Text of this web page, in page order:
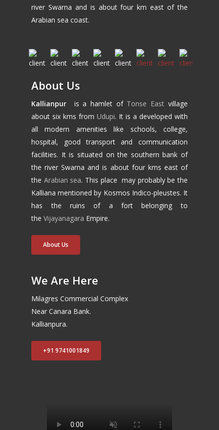
river Swarna and is about four km east of the
Arabian sea coast.
About Us
Kallianpur is a hamlet of Tonse East village
about six kms fromUdupi. It is a developed with
all modern amenities like schools, college,
hospital, good transport and communication
facilities. It is situated on the southern bank of
the river Swarna and is about four kms east of
the Arabian sea. This place may probably be the
Kalliana mentioned by Kosmos Indico-pleustes. It
has the ruins of a fort belonging to
theVijayanagara Empire.
About Us
We Are Here
Milagres Commercial Complex
Near Canara Bank.
Kallianpura.
+91 9741001849